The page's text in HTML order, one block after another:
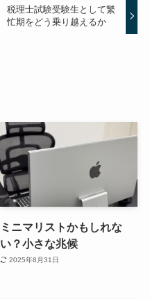
税理士試験受験生として繁
忙期をどう乗り越えるか
ミニマリストかもしれな
い？小さな兆候
2025年8月31日